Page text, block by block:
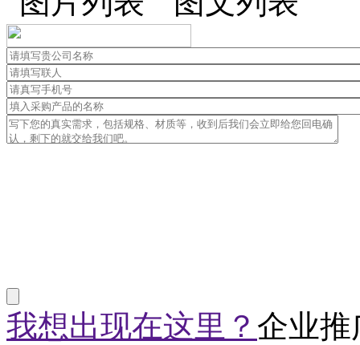
我想出现在这里？ 企业推